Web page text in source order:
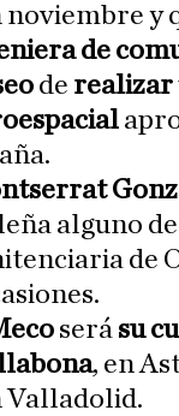
noviembre y
de
de realizar
alguno
de
será su
, en
Valladolid.